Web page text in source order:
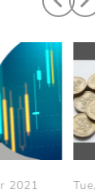
2025